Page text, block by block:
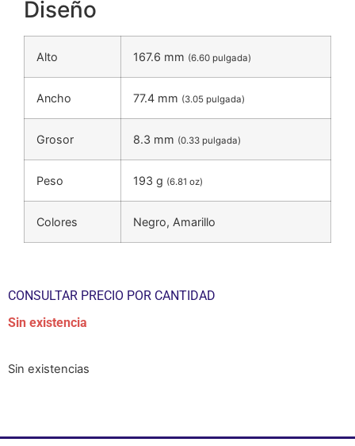
Diseño
Alto 167.6 mm (6.60 pulgada)
Ancho 77.4 mm (3.05 pulgada)
Grosor 8.3 mm (0.33 pulgada)
Peso 193 g (6.81 oz)
Colores Negro, Amarillo
CONSULTAR PRECIO POR CANTIDAD
Sin existencia
Sin existencias